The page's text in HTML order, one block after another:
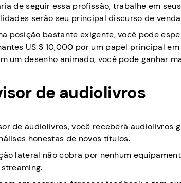
de seguir essa profissão, trabalhe em
serão seu principal discurso de
posição bastante exigente, você pode
US $ 10,000 por um papel principal
um desenho animado, você pode ganhar
de audiolivros
de audiolivros, você receberá audiolivros
honestas de novos títulos.
lateral não cobra por nenhum